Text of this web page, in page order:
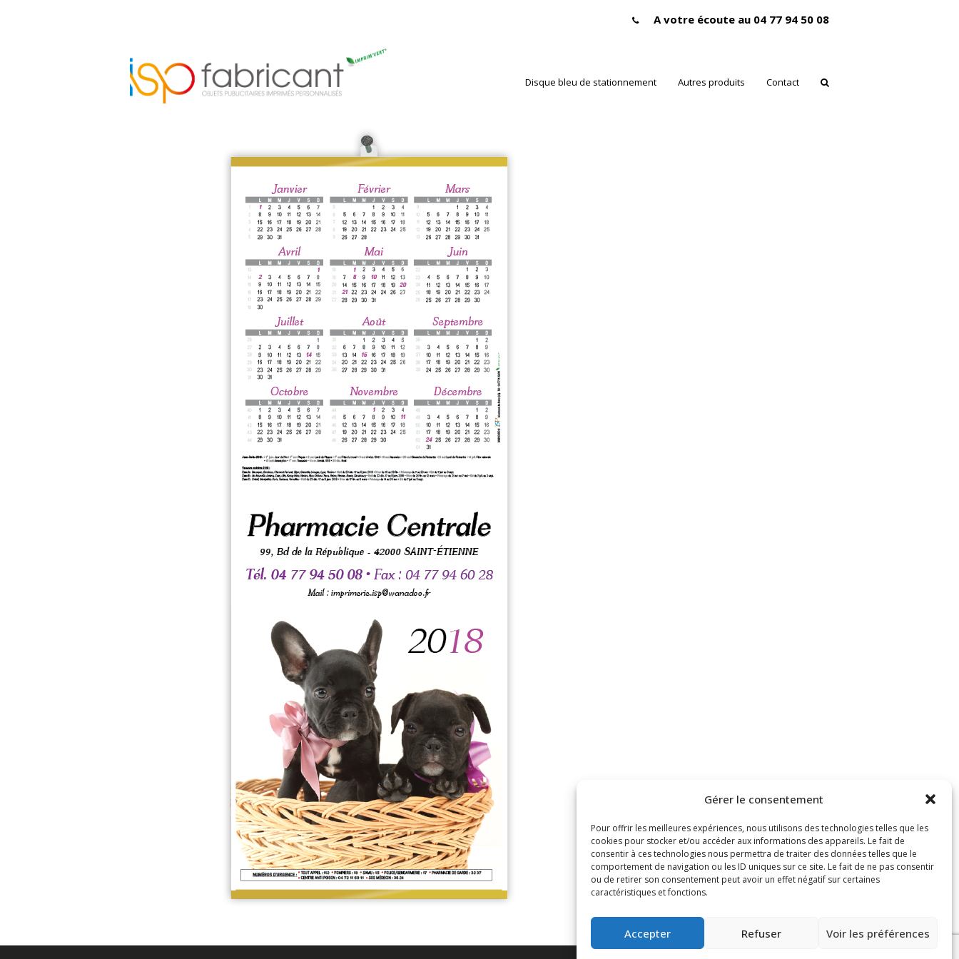
Gérer le consentement
Pour offrir les meilleures expériences, nous utilisons des technologies telles que les
cookies pour stocker et/ou accéder aux informations des appareils. Le fait de
consentir à ces technologies nous permettra de traiter des données telles que le
comportement de navigation ou les ID uniques sur ce site. Le fait de ne pas consentir
ou de retirer son consentement peut avoir un effet négatif sur certaines
caractéristiques et fonctions.
Accepter Refuser Voir les préférences
A votre écoute au 04 77 94 50 08
Disque bleu de stationnement Autres produits Contact